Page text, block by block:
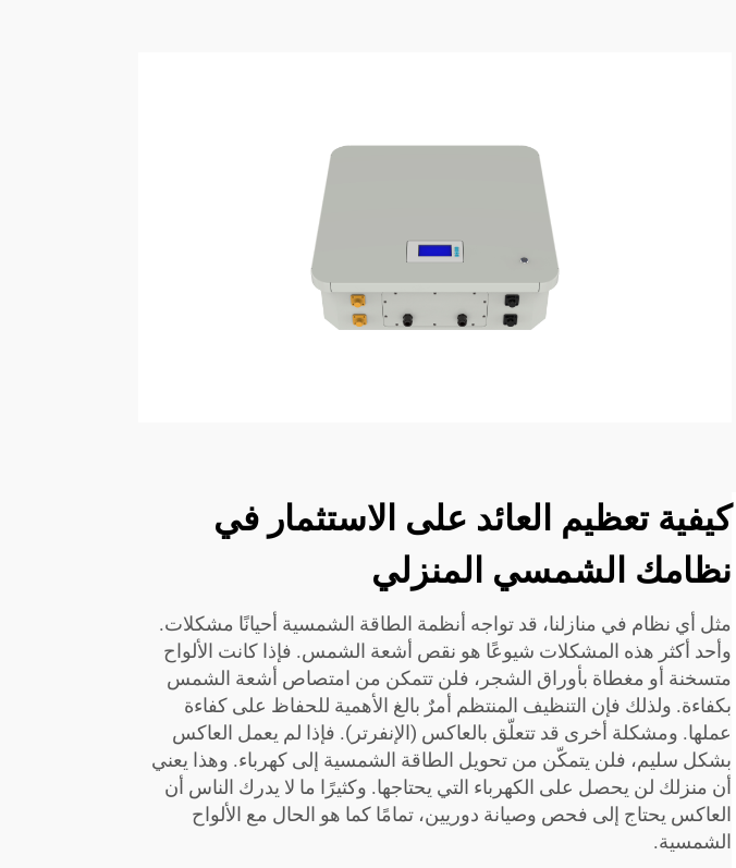
كيفية تعظيم العائد على الاستثمار في
نظامك الشمسي المنزلي
مثل أي نظام في منازلنا، قد تواجه أنظمة الطاقة الشمسية أحيانًا مشكلات.
وأحد أكثر هذه المشكلات شيوعًا هو نقص أشعة الشمس. فإذا كانت الألواح
متسخنة أو مغطاة بأوراق الشجر، فلن تتمكن من امتصاص أشعة الشمس
بكفاءة. ولذلك فإن التنظيف المنتظم أمرٌ بالغ الأهمية للحفاظ على كفاءة
عملها. ومشكلة أخرى قد تتعلّق بالعاكس (الإنفرتر). فإذا لم يعمل العاكس
بشكل سليم، فلن يتمكّن من تحويل الطاقة الشمسية إلى كهرباء. وهذا يعني
أن منزلك لن يحصل على الكهرباء التي يحتاجها. وكثيرًا ما لا يدرك الناس أن
العاكس يحتاج إلى فحص وصيانة دوريين، تمامًا كما هو الحال مع الألواح
الشمسية.